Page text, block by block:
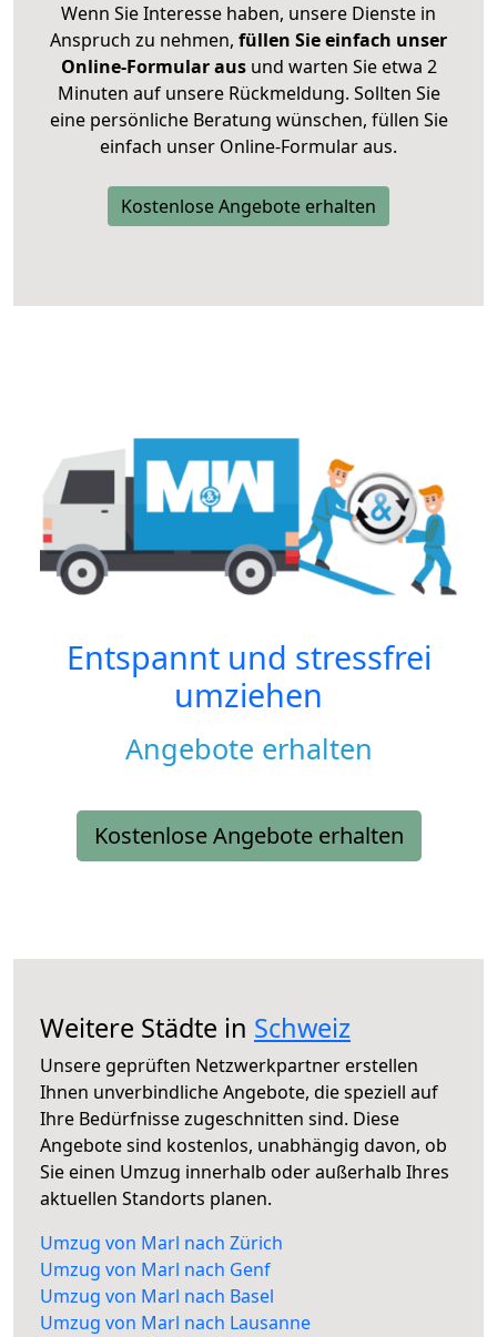
Wenn Sie Interesse haben, unsere Dienste in
Anspruch zu nehmen, füllen Sie einfach unser
Online-Formular ausund warten Sie etwa 2
Minuten auf unsere Rückmeldung. Sollten Sie
eine persönliche Beratung wünschen, füllen Sie
einfach unser Online-Formular aus.
Kostenlose Angebote erhalten
Entspannt und stressfrei
umziehen
Angebote erhalten
Kostenlose Angebote erhalten
Weitere Städte in Schweiz
Unsere geprüften Netzwerkpartner erstellen
Ihnen unverbindliche Angebote, die speziell auf
Ihre Bedürfnisse zugeschnitten sind. Diese
Angebote sind kostenlos, unabhängig davon, ob
Sie einen Umzug innerhalb oder außerhalb Ihres
aktuellen Standorts planen.
Umzug von Marl nach Zürich
Umzug von Marl nach Genf
Umzug von Marl nach Basel
Umzug von Marl nach Lausanne